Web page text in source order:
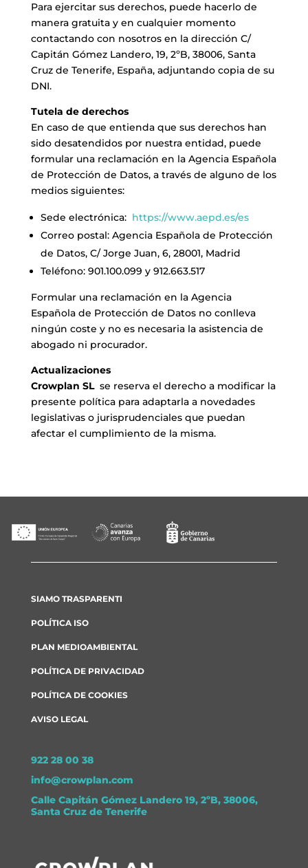
Para ejercitar sus derechos, puede hacerlo de
manera gratuita y en cualquier momento
contactando con nosotros en la dirección C/
Capitán Gómez Landero, 19, 2ºB, 38006, Santa
Cruz de Tenerife, España, adjuntando copia de su
DNI.
Tutela de derechos
En caso de que entienda que sus derechos han
sido desatendidos por nuestra entidad, puede
formular una reclamación en la Agencia Española
de Protección de Datos, a través de alguno de los
medios siguientes:
Sede electrónica: https://www.aepd.es/es
Correo postal: Agencia Española de Protección
de Datos, C/ Jorge Juan, 6, 28001, Madrid
Teléfono: 901.100.099 y 912.663.517
Formular una reclamación en la Agencia
Española de Protección de Datos no conlleva
ningún coste y no es necesaria la asistencia de
abogado ni procurador.
Actualizaciones
Crowplan SL se reserva el derecho a modificar la
presente política para adaptarla a novedades
legislativas o jurisprudenciales que puedan
afectar el cumplimiento de la misma.
SIAMO TRASPARENTI
POLÍTICA ISO
PLAN MEDIOAMBIENTAL
POLÍTICA DE PRIVACIDAD
POLÍTICA DE COOKIES
AVISO LEGAL
922 28 00 38
info@crowplan.com
Calle Capitán Gómez Landero 19, 2ºB, 38006,
Santa Cruz de Tenerife